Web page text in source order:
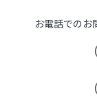
お電話でのお